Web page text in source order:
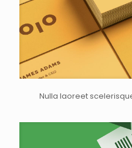
Nulla laoreet